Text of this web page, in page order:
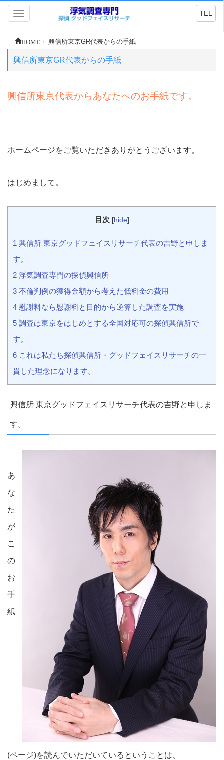
Toggle
navigation
TEL
HOME 興信所東京GR代表からの手紙
興信所東京GR代表からの手紙
興信所東京代表からあなたへのお手紙です。
ホームページをご覧いただきありがとうございます。
はじめまして。
目次 [hide]
1 興信所 東京グッドフェイスリサーチ代表の吉野と申しま
す。
2 浮気調査専門の探偵興信所
3 不倫判例の獲得金額から考えた低料金の費用
4 慰謝料なら慰謝料と目的から逆算した調査を実施
5 調査は東京をはじめとする全国対応可の探偵興信所で
す。
6 これは私たち探偵興信所・グッドフェイスリサーチの一
貫した理念になります。
興信所 東京グッドフェイスリサーチ代表の吉野と申しま
す。
あ
な
た
が
こ
の
お
手
紙
(ページ)を読んでいただいているということは、